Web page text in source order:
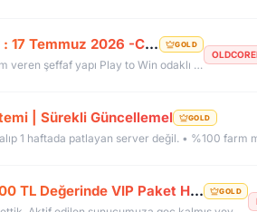
OldCoreKO.Com | Old Myko v.1098 | Starter + Yan Pus Ücretsiz | Academy : 17 Temmuz 2026 -Cuma 21:00! GOLD
Neden OldCoreKO ? MYKO sektöründe tecrübeli ve güçlü yönetim Oyuncu geri bildirimlerine önem veren şeffaf yapı Play to Win odaklı sistem anlayışı Dengeli ekonomi ve sürdürülebilir oyun yapısı Uzun soluklu, plansız kapanma riski olmayan sunucu vizyonu Deneyimli yönetim ekibimizin rehberliğinde, uzun soluklu ve unutulmaz bir maceraya hazır olun. OldCoreKO; heyecan dolu bir ortam, PK temposunun hiç durmadığı ve MYKO’nun özünü sonuna kadar yaşayabileceğiniz eşsiz bir atmosfer.
| Sürekli Güncellemel GOLD
RevengeKo.Com %400 Academy 14 Ağustos 2026 | v.2585 Light Farm | 1500 TL Değerinde VIP Paket Hediye GOLD